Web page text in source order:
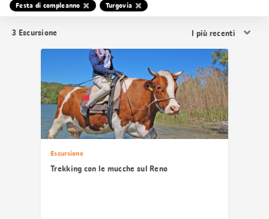
Festa di compleanno Turgovia
3 Escursione
i
risultati
Escursione
Trekking con le mucche sul Reno